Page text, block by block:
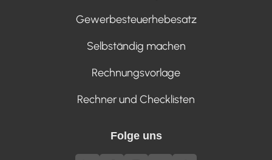
Gewerbesteuerhebesatz
Selbständig machen
Rechnungsvorlage
Rechner und Checklisten
Folge uns